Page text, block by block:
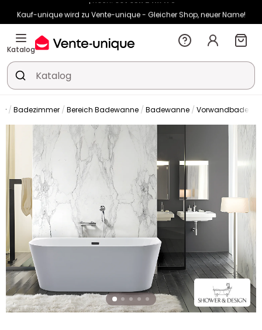
Kauf-unique wird zu Vente-unique - Gleicher Shop, neuer Name!
-10% ab 450€ mitENJOY10auf Vente-unique-Produkte
Noch:
Katalog
Badezimmer Bereich Badewanne Badewanne